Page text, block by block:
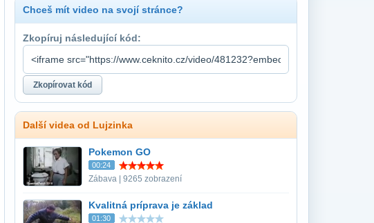
Chceš mít video na svojí stránce?
Zkopíruj následující kód:
Další videa od Lujzinka
Pokemon GO
00:24
Zábava | 9265 zobrazení
Kvalitná príprava je základ
01:30